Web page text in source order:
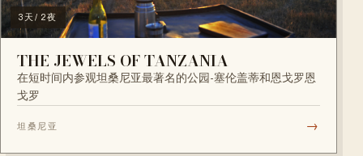
3天/ 2夜
THE JEWELS OF TANZANIA
在短时间内参观坦桑尼亚最著名的公园-塞伦盖蒂和恩戈罗恩
戈罗
坦桑尼亚 →